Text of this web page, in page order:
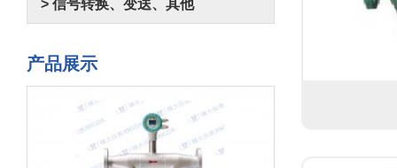
> 信号转换、变送、其他
产品展示